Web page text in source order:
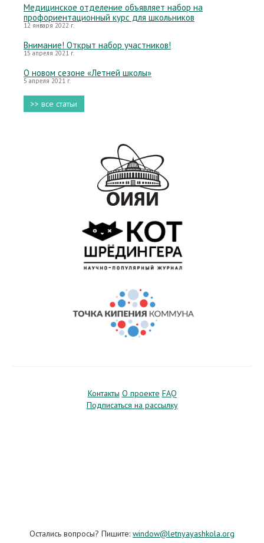
Медицинское отделение объявляет набор на
профориентационный курс для школьников
12 января 2022 г.
Внимание! Открыт набор участников!
15 апреля 2021 г.
О новом сезоне «Летней школы»
5 апреля 2021 г.
>> все статьи
Контакты О проекте FAQ
Подписаться на рассылку
Остались вопросы? Пишите: window@letnyayashkola.org